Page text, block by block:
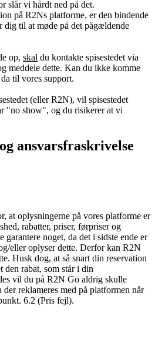
slår vi hårdt ned på det.
på R2Ns platforme, er den bindende
dig til at møde på det pågældende
op, skal du kontakte spisestedet via
meddele dette. Kan du ikke komme
til vores support.
(eller R2N), vil spisestedet
"no show", og du risikerer at vi
ansvarsfraskrivelse
at oplysningerne på vores platforme er
rabatter, priser, førpriser og
noget, da det i sidste ende er
eller oplyser dette. Derfor kan R2N
Husk dog, at så snart din reservation
den rabat, som står i din
vil du på R2N Go aldrig skulle
der reklameres med på platformen når
6.2 (Pris fejl).